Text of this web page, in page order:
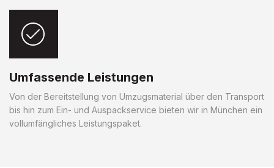
Umfassende Leistungen
Von der Bereitstellung von Umzugsmaterial über den Transport
bis hin zum Ein- und Auspackservice bieten wir in München ein
vollumfängliches Leistungspaket.